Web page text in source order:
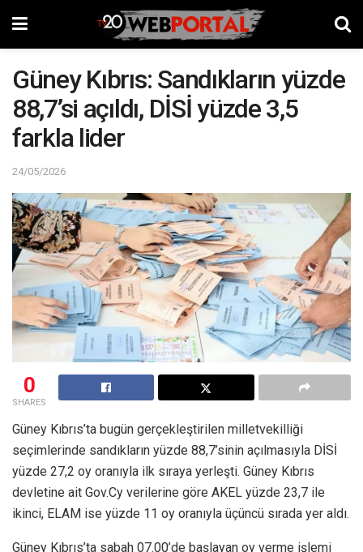
Güney Kıbrıs: Sandıkların yüzde
88,7’si açıldı, DİSİ yüzde 3,5
farkla lider
24/05/2026
0
SHARES
Güney Kıbrıs’ta bugün gerçekleştirilen milletvekilliği
seçimlerinde sandıkların yüzde 88,7’sinin açılmasıyla DİSİ
yüzde 27,2 oy oranıyla ilk sıraya yerleşti. Güney Kıbrıs
devletine ait Gov.Cy verilerine göre AKEL yüzde 23,7 ile
ikinci, ELAM ise yüzde 11 oy oranıyla üçüncü sırada yer aldı.
Güney Kıbrıs’ta sabah 07.00’de başlayan oy verme işlemi